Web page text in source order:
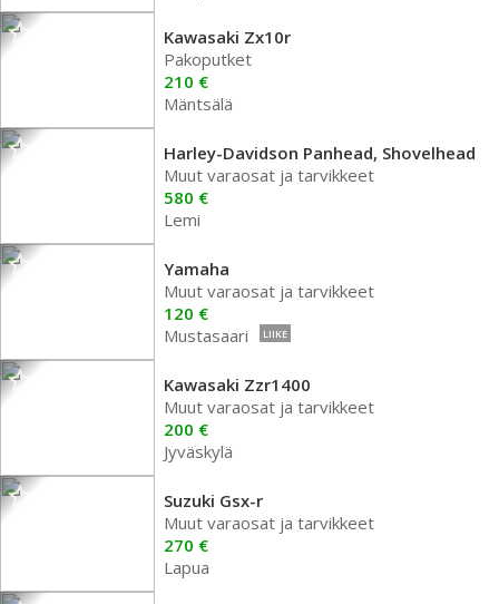
Kawasaki Zx10r
Pakoputket
210 €
Mäntsälä
Harley-Davidson Panhead, Shovelhead
Muut varaosat ja tarvikkeet
580 €
Lemi
Yamaha
Muut varaosat ja tarvikkeet
120 €
Mustasaari
LIIKE
Kawasaki Zzr1400
Muut varaosat ja tarvikkeet
200 €
Jyväskylä
Suzuki Gsx-r
Muut varaosat ja tarvikkeet
270 €
Lapua